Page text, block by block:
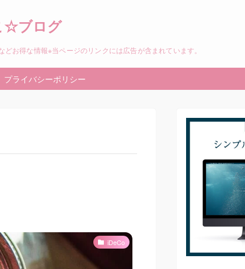
☆ブログ
お得な情報※当ページのリンクには広告が含まれています。
プライバシーポリシー
iDeCo